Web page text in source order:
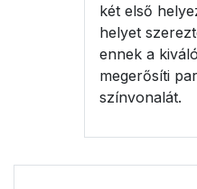
két első
helyet
ennek a
megerősíti
színvonalát.